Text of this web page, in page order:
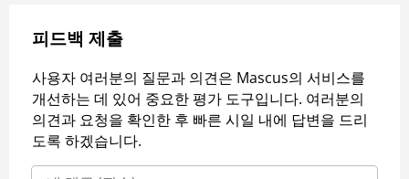
피드백 제출
사용자 여러분의 질문과 의견은 Mascus의 서비스를
개선하는 데 있어 중요한 평가 도구입니다. 여러분의
의견과 요청을 확인한 후 빠른 시일 내에 답변을 드리
도록 하겠습니다.